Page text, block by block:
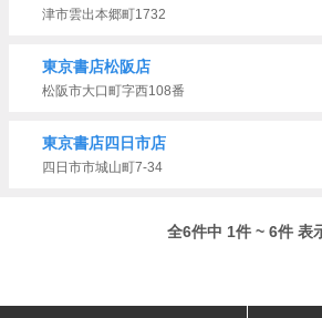
津市雲出本郷町1732
東京書店松阪店
松阪市大口町字西108番
東京書店四日市店
四日市市城山町7-34
全6件中 1件 ~ 6件 表